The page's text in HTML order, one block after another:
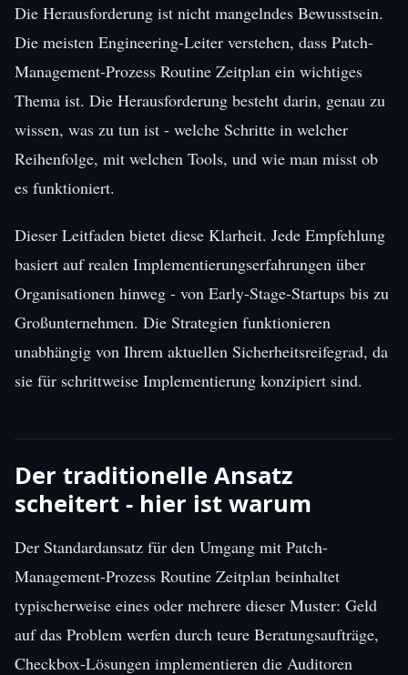
Die Herausforderung ist nicht mangelndes Bewusstsein.
Die meisten Engineering-Leiter verstehen, dass Patch-
Management-Prozess Routine Zeitplan ein wichtiges
Thema ist. Die Herausforderung besteht darin, genau zu
wissen, was zu tun ist - welche Schritte in welcher
Reihenfolge, mit welchen Tools, und wie man misst ob
es funktioniert.
Dieser Leitfaden bietet diese Klarheit. Jede Empfehlung
basiert auf realen Implementierungserfahrungen über
Organisationen hinweg - von Early-Stage-Startups bis zu
Großunternehmen. Die Strategien funktionieren
unabhängig von Ihrem aktuellen Sicherheitsreifegrad, da
sie für schrittweise Implementierung konzipiert sind.
Der traditionelle Ansatz
scheitert - hier ist warum
Der Standardansatz für den Umgang mit Patch-
Management-Prozess Routine Zeitplan beinhaltet
typischerweise eines oder mehrere dieser Muster: Geld
auf das Problem werfen durch teure Beratungsaufträge,
Checkbox-Lösungen implementieren die Auditoren